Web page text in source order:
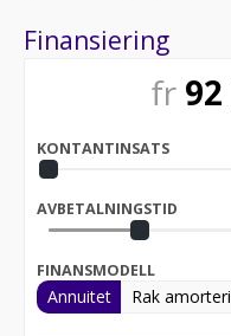
Finansiering
fr 92
KONTANTINSATS
AVBETALNINGSTID
FINANSMODELL
Annuitet Rak